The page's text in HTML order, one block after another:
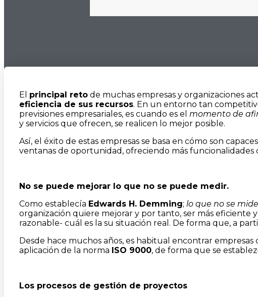
El principal reto de muchas empresas y organizaciones
eficiencia de sus recursos. En un entorno tan
previsiones empresariales, es cuando es el momento de
y servicios que ofrecen, se realicen lo mejor posible.
Así, el éxito de estas empresas se basa en cómo son
ventanas de oportunidad, ofreciendo más funcionalidades
No se puede mejorar lo que no se puede medir.
Como establecía Edwards H. Demming; lo que no se
organización quiere mejorar y por tanto, ser más eficiente
razonable- cuál es la su situación real. De forma que, a
Desde hace muchos años, es habitual encontrar
aplicación de la norma ISO 9000, de forma que se
Los procesos de gestión de proyectos